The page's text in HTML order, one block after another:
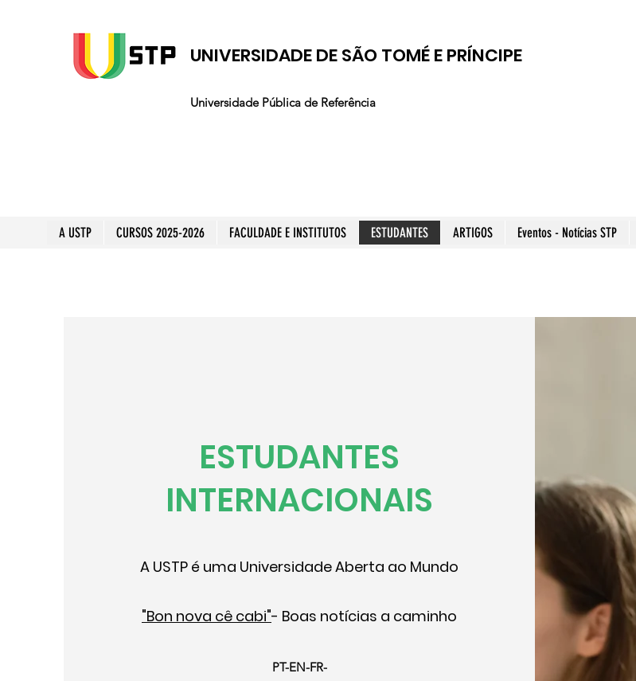
UNIVERSIDADE DE SÃO TOMÉ E PRÍNCIPE
Universidade Pública de Referência
A USTP CURSOS 2025-2026 FACULDADE E INSTITUTOS ESTUDANTES ARTIGOS Eventos - Notícias STP
ESTUDANTES
INTERNACIONAIS
A USTP é uma Universidade Aberta ao Mundo
"Bon nova cê cabi"- Boas notícias a caminho
PT-EN-FR-